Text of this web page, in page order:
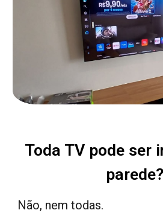
Toda TV pode ser
parede?
Não, nem todas.